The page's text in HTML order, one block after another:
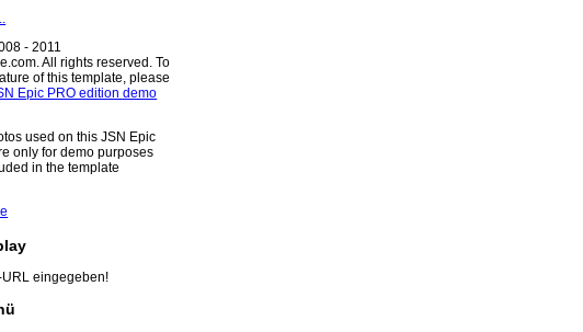
URL eingegeben!
- 2011
All rights reserved. To
of this template, please
Epic PRO edition demo
used on this JSN Epic
only for demo purposes
in the template